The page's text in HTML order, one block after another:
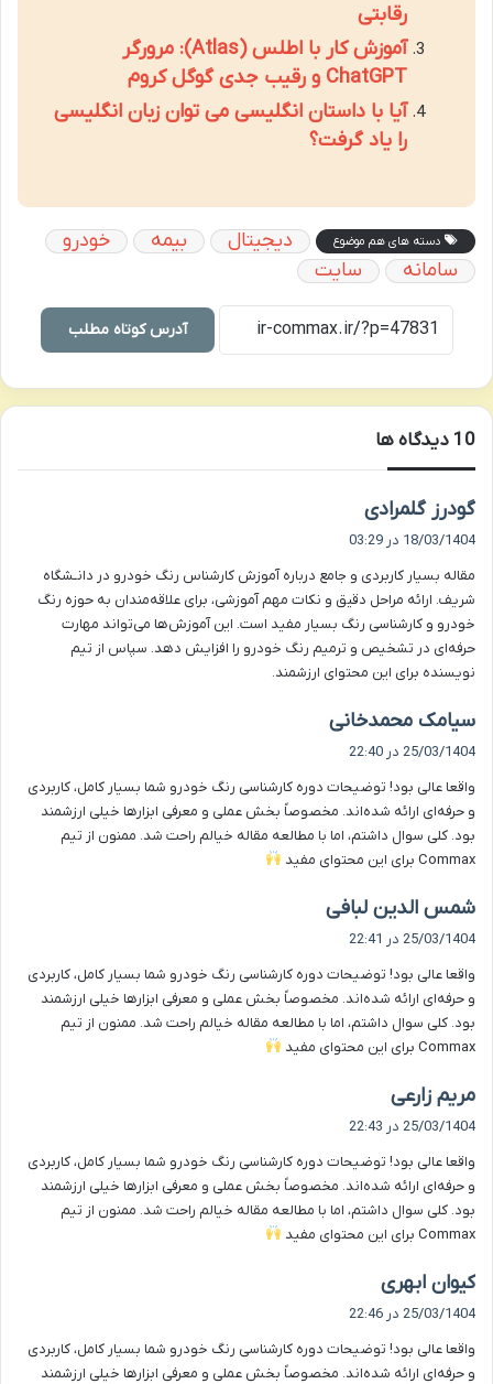
رقابتی
آموزش کار با اطلس (Atlas): مرورگر
ChatGPT و رقیب جدی گوگل کروم
آیا با داستان انگلیسی می توان زبان انگلیسی
را یاد گرفت؟
دسته های هم موضوع دیجیتال بیمه
خودرو
سامانه
سایت
آدرس کوتاه مطلب
‫10 دیدگاه ها
گودرز گلمرادی
ف
:
18/03/1404 در 03:29
مقاله بسیار کاربردی و جامع درباره آموزش کارشناس رنگ خودرو در دانـشگاه
شریف. ارائه مراحل دقیق و نکات مهم آموزشی، برای علاقه‌مندان به حوزه رنگ
خودرو و کارشناسی رنگ بسیار مفید است. این آموزش‌ها می‌تواند مهارت
حرفه‌ای در تشخیص و ترمیم رنگ خودرو را افزایش دهد. سپاس از تیم
نویسنده برای این محتوای ارزشمند.
سیامک محمدخانی
:
25/03/1404 در 22:40
واقعا عالی بود! توضیحات دوره کارشناسی رنگ خودرو شما بسیار کامل، کاربردی
و حرفه‌ای ارائه شده‌اند. مخصوصاً بخش عملی و معرفی ابزارها خیلی ارزشمند
بود. کلی سوال داشتم، اما با مطالعه مقاله خیالم راحت شد. ممنون از تیم
Commax برای این محتوای مفید
شمس الدین لبافی
25/03/1404 در 22:41
واقعا عالی بود! توضیحات دوره کارشناسی رنگ خودرو شما بسیار کامل، کاربردی
و حرفه‌ای ارائه شده‌اند. مخصوصاً بخش عملی و معرفی ابزارها خیلی ارزشمند
بود. کلی سوال داشتم، اما با مطالعه مقاله خیالم راحت شد. ممنون از تیم
Commax برای این محتوای مفید
مریم زارعی
:
25/03/1404 در 22:43
واقعا عالی بود! توضیحات دوره کارشناسی رنگ خودرو شما بسیار کامل، کاربردی
و حرفه‌ای ارائه شده‌اند. مخصوصاً بخش عملی و معرفی ابزارها خیلی ارزشمند
بود. کلی سوال داشتم، اما با مطالعه مقاله خیالم راحت شد. ممنون از تیم
Commax برای این محتوای مفید
کیوان ابهری
ف
:
25/03/1404 در 22:46
واقعا عالی بود! توضیحات دوره کارشناسی رنگ خودرو شما بسیار کامل، کاربردی
و حرفه‌ای ارائه شده‌اند. مخصوصاً بخش عملی و معرفی ابزارها خیلی ارزشمند